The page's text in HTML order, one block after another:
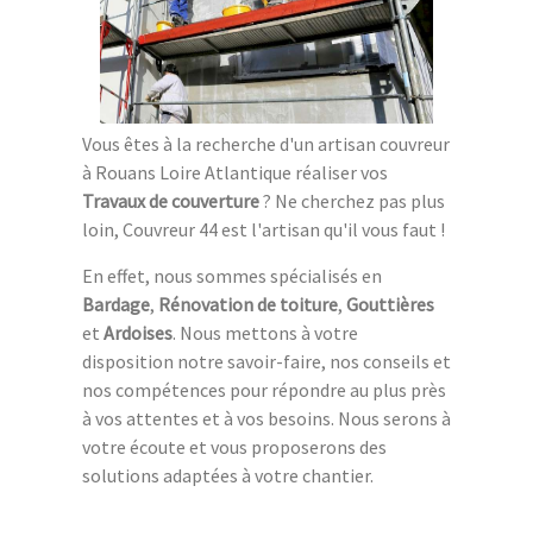
Vous êtes à la recherche d'un artisan couvreur
à Rouans Loire Atlantique réaliser vos
Travaux de couverture? Ne cherchez pas plus
loin, Couvreur 44 est l'artisan qu'il vous faut !
En effet, nous sommes spécialisés en
Bardage, Rénovation de toiture, Gouttières
et Ardoises. Nous mettons à votre
disposition notre savoir-faire, nos conseils et
nos compétences pour répondre au plus près
à vos attentes et à vos besoins. Nous serons à
votre écoute et vous proposerons des
solutions adaptées à votre chantier.